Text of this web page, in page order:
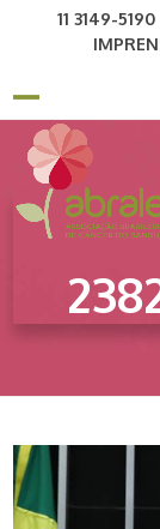
11 3149-
Open
mobile
menu
Close
mobile
menu